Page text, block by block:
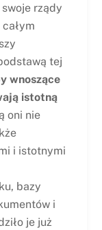
rządy
tej
wnoszące
istotną
oni nie
i istotnymi
bazy
i
je już